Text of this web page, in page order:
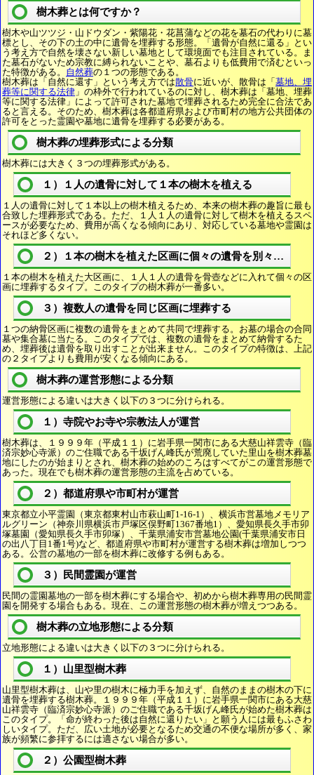
樹木葬とは何ですか？
樹木や山ツツジ・山ドウダン・紫陽花・花菖蒲などの花を墓石の代わりに墓
標とし、その下の土の中に遺骨を埋葬する形態。「遺骨が自然に還る」とい
う考え方で自然を壊さない新しい墓地として環境面でも注目されている。ま
た墓石がないため宗教に縛られないことや、墓石よりも低費用で済むといっ
た特徴がある。 自然葬の１つの形態である。
樹木葬は「自然に還す」という考え方では散骨に近いが、散骨は「 墓地、埋
葬等に関する法律 」の枠外で行われているのに対し、樹木葬は「墓地、埋葬
等に関する法律」によって許可された墓地で埋葬されるため完全に合法であ
ると言える。そのため、樹木葬は各都道府県および市町村の地方公共団体の
許可をとった霊園や墓地に遺骨を埋葬する必要がある。
樹木葬の埋葬形式による分類
樹木葬には大きく３つの埋葬形式がある。
１）１人の遺骨に対して１本の樹木を植える
１人の遺骨に対して１本以上の樹木植えるため、本来の樹木葬の趣旨に最も
合致した埋葬形式である。ただ、１人１人の遺骨に対して樹木を植えるスペ
ースが必要なため、費用が高くなる傾向にあり、対応している墓地や霊園は
それほど多くない。
２）１本の樹木を植えた区画に個々の遺骨を別々に埋葬
１本の樹木を植えた大区画に、１人１人の遺骨を骨壺などに入れて個々の区
画に埋葬するタイプ。このタイプの樹木葬が一番多い。
３）複数人の遺骨を同じ区画に埋葬する
１つの納骨区画に複数の遺骨をまとめて共同で埋葬する。お墓の場合の合同
墓や集合墓に当たる。このタイプでは、複数の遺骨をまとめて納骨するた
め、埋葬後は遺骨を取り出すことが出来ません。このタイプの特徴は、上記
の２タイプよりも費用が安くなる傾向にある。
樹木葬の運営形態による分類
運営形態による違いは大きく以下の３つに分けられる。
１）寺院やお寺や宗教法人が運営
樹木葬は、１９９９年（平成１１）に岩手県一関市にある大慈山祥雲寺（臨
済宗妙心寺派）のご住職である千坂げん峰氏が荒廃していた里山を樹木葬墓
地にしたのが始まりとされ、樹木葬の始めのころはすべてがこの運営形態で
あった。現在でも樹木葬の運営形態の主流を占めている。
２）都道府県や市町村が運営
東京都立小平霊園（東京都東村山市萩山町1-16-1）、横浜市営墓地メモリア
ルグリーン（神奈川県横浜市戸塚区俣野町1367番地1）、愛知県長久手市卯
塚墓園（愛知県長久手市卯塚）、千葉県浦安市営墓地公園(千葉県浦安市日
の出八丁目1番1号)など、都道府県や市町村が運営する樹木葬は増加しつつ
ある。公営の墓地の一部を樹木葬に改修する例もある。
３）民間霊園が運営
民間の霊園墓地の一部を樹木葬にする場合や、初めから樹木葬専用の民間霊
園を開発する場合もある。現在、この運営形態の樹木葬が増えつつある。
樹木葬の立地形態による分類
立地形態による違いは大きく以下の３つに分けられる。
１）山里型樹木葬
山里型樹木葬は、山や里の樹木に極力手を加えず、自然のままの樹木の下に
遺骨を埋葬する樹木葬。１９９９年（平成１１）に岩手県一関市にある大慈
山祥雲寺（臨済宗妙心寺派）のご住職である千坂げん峰氏が始めた樹木葬は
このタイプ。「命が終わった後は自然に還りたい」と願う人には最もふさわ
しいタイプ。ただ、広い土地が必要となるため交通の不便な場所が多く、家
族が頻繁に参拝するには適さない場合が多い。
２）公園型樹木葬